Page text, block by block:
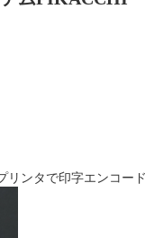
ンタで印字エンコード